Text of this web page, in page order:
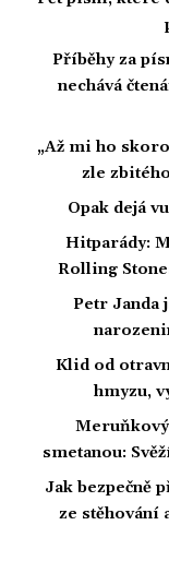
Příběhy za
nechává
„Až mi ho
zle
Opak dejá
Hitparády:
Rolling
Petr Janda
Klid od
hmyzu,
smetanou:
Jak bezpečně
ze stěhování